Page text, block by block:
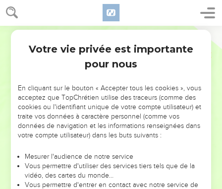
NE MANQUEZ PAS L’ÉVÉNEMENT
DE L’ANNÉE !
ET SI LEURS ERREURS POUVAIENT VOUS ÉVITER LES
VOTRES ?
leur foi ou leur vision. Mais on voit moins les doutes, les erreurs
et les saisons difficiles qu'ils ont traversés, alors même que ce
sont elles qui les ont façonnés.
Votre vie privée est importante
pour nous
En cliquant sur le bouton « Accepter tous les cookies », vous
acceptez que TopChrétien utilise des traceurs (comme des
cookies ou l'identifiant unique de votre compte utilisateur) et
traite vos données à caractère personnel (comme vos
données de navigation et les informations renseignées dans
votre compte utilisateur) dans les buts suivants :
Mesurer l'audience de notre service
Vous permettre d'utiliser des services tiers tels que de la
vidéo, des cartes du monde…
Vous permettre d'entrer en contact avec notre service de